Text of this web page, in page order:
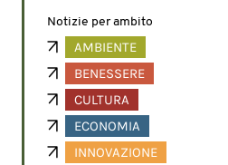
Notizie per ambito
AMBIENTE
BENESSERE
CULTURA
ECONOMIA
INNOVAZIONE